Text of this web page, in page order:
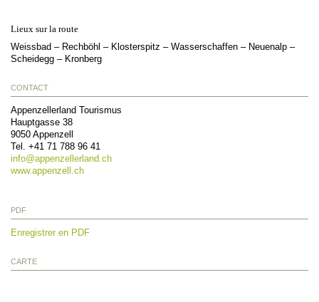
Lieux sur la route
Weissbad – Rechböhl – Klosterspitz – Wasserschaffen – Neuenalp –
Scheidegg – Kronberg
CONTACT
Appenzellerland Tourismus
Hauptgasse 38
9050 Appenzell
Tel. +41 71 788 96 41
info@appenzellerland.ch
www.appenzell.ch
PDF
Enregistrer en PDF
CARTE